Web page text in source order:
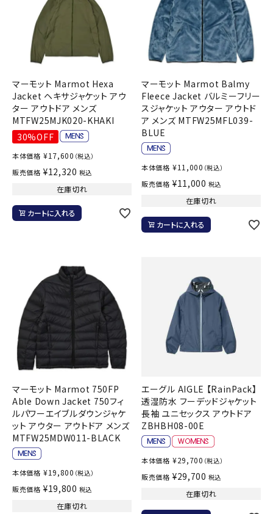
マーモット Marmot Hexa
Jacket ヘキサジャケット アウ
ター アウトドア メンズ
MTFW25MJK020-KHAKI
30%OFF
本体価格 ¥17,600 （税込）
販売価格 ¥12,320 税込
在庫切れ
カートに入れる
マーモット Marmot Balmy
Fleece Jacket バルミーフリー
スジャケット アウター アウトド
ア メンズ MTFW25MFL039-
BLUE
本体価格 ¥11,000 （税込）
販売価格 ¥11,000 税込
在庫切れ
カートに入れる
マーモット Marmot 750FP
Able Down Jacket 750フィ
ルパワーエイブルダウンジャケ
ット アウター アウトドア メンズ
MTFW25MDW011-BLACK
本体価格 ¥19,800 （税込）
販売価格 ¥19,800 税込
在庫切れ
エーグル AIGLE 【RainPack】
透湿防水 フーデッドジャケット
長袖 ユニセックス アウトドア
ZBHBH08-00E
本体価格 ¥29,700 （税込）
販売価格 ¥29,700 税込
在庫切れ